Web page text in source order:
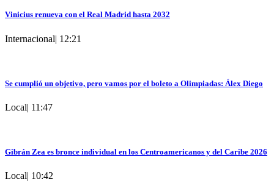
Vinicius renueva con el Real Madrid hasta 2032
Internacional| 12:21
Se cumplió un objetivo, pero vamos por el boleto a Olimpiadas: Álex Diego
Local| 11:47
Gibrán Zea es bronce individual en los Centroamericanos y del Caribe 2026
Local| 10:42